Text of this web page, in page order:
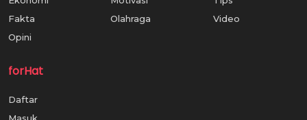
Fakta
Opini
Olahraga
Video
forHat
Daftar
Masuk